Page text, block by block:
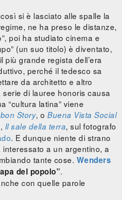
si è lasciato alle spalle la
ne ha preso le distanze,
poi ha studiato cinema e
(un suo titolo) è diventato,
grande regista dell’era
perché il tedesco sa
da architetto e altro
di lauree honoris causa
“cultura latina” viene
Story, o Buena Vista Social
Il sale della terra, sul fotografo
. E dunque niente di strano
a un argentino, a
tante cose. Wenders
del popolo”.
con quelle parole